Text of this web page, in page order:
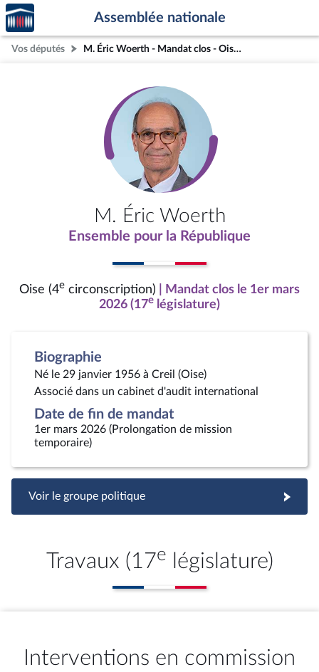
Aller au contenu
Aller en bas de la page
Accèder
à la
page
d'accueil
Assemblée nationale
Vos députés M. Éric Woerth - Mandat clos - Oise (4e circonscription)
M. Éric Woerth
Ensemble pour la République
Oise (4e circonscription)
| Mandat clos le 1er mars
2026 (17e législature)
Biographie
Né le 29 janvier 1956 à Creil (Oise)
Associé dans un cabinet d'audit international
Date de fin de mandat
1er mars 2026 (Prolongation de mission
temporaire)
Voir le groupe politique
Travaux (17e législature)
Interventions en commission